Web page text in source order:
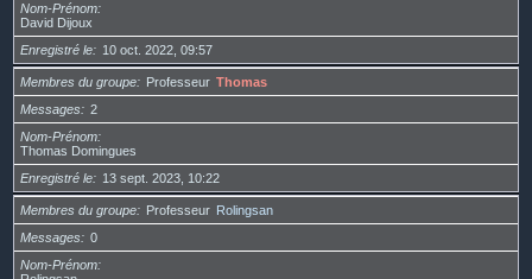
Nom-Prénom
David Dijoux
Enregistré le
10 oct. 2022, 09:57
Membres du groupe Professeur Thomas
Messages
2
Nom-Prénom
Thomas Domingues
Enregistré le
13 sept. 2023, 10:22
Membres du groupe Professeur Rolingsan
Messages
0
Nom-Prénom